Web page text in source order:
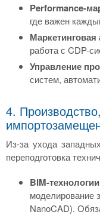
Performance-
где важен
Маркетинговая
работа с CDP-
Управление
систем,
4.
Из-за ухода
переподготовка
BIM-
моделирование
NanoCAD).